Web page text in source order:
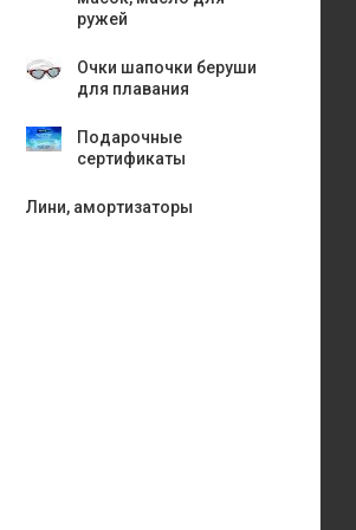
ружей
Очки шапочки беруши
для плавания
Подарочные
сертификаты
Лини, амортизаторы